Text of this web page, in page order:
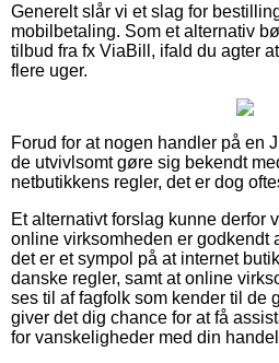
Generelt slår vi et slag for
mobilbetaling. Som et alternativ
tilbud fra fx ViaBill, ifald du agter
flere uger.
Forud for at nogen handler på en
de utvivlsomt gøre sig bekendt
netbutikkens regler, det er dog
Et alternativt forslag kunne derfor
online virksomheden er godkendt
det er et sympol på at internet
danske regler, samt at online
ses til af fagfolk som kender til de
giver det dig chance for at få
for vanskeligheder med din